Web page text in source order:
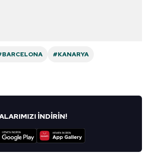
#KANARYA
İNDİRİN!